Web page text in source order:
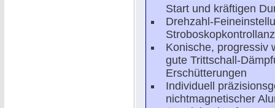
Start und kräftigen
Drehzahl-
Konische, progressiv
gute Trittschall-
Erschütterungen
Individuell
nichtmagnetischer